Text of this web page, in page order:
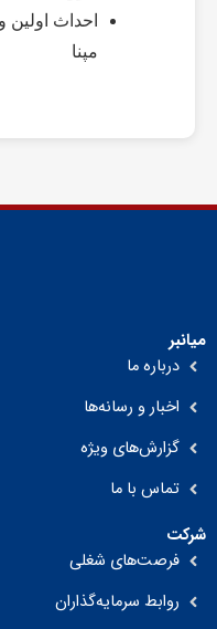
احداث اولین
مپنا
میانبر
درباره ما
اخبار و رسانه‌ها
گزارش‌های ویژه
تماس با ما
شرکت
فرصت‌های شغلی
روابط سرمایه‌گذاران